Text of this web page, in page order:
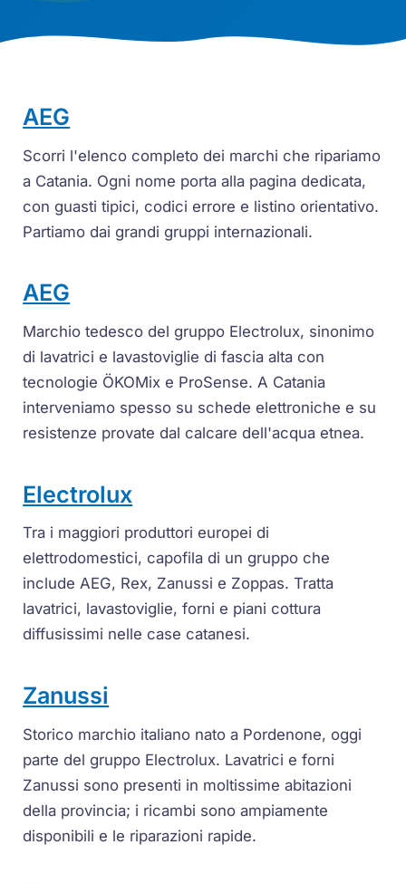
AEG
Scorri l'elenco completo dei marchi che ripariamo
a Catania. Ogni nome porta alla pagina dedicata,
con guasti tipici, codici errore e listino orientativo.
Partiamo dai grandi gruppi internazionali.
AEG
Marchio tedesco del gruppo Electrolux, sinonimo
di lavatrici e lavastoviglie di fascia alta con
tecnologie ÖKOMix e ProSense. A Catania
interveniamo spesso su schede elettroniche e su
resistenze provate dal calcare dell'acqua etnea.
Electrolux
Tra i maggiori produttori europei di
elettrodomestici, capofila di un gruppo che
include AEG, Rex, Zanussi e Zoppas. Tratta
lavatrici, lavastoviglie, forni e piani cottura
diffusissimi nelle case catanesi.
Zanussi
Storico marchio italiano nato a Pordenone, oggi
parte del gruppo Electrolux. Lavatrici e forni
Zanussi sono presenti in moltissime abitazioni
della provincia; i ricambi sono ampiamente
disponibili e le riparazioni rapide.